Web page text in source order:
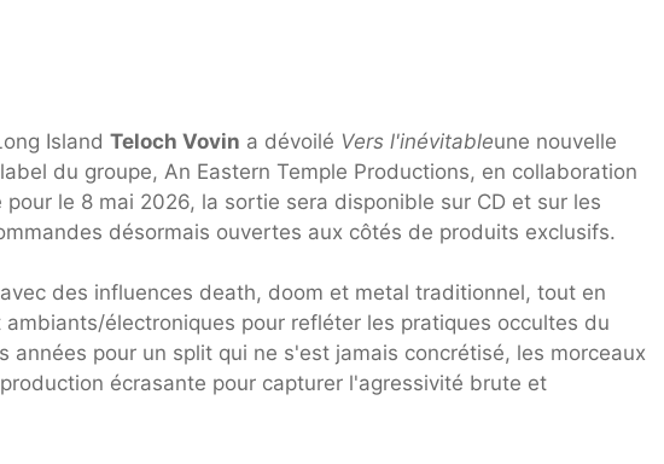
Island Teloch Vovin a dévoilé Vers l'inévitableune nouvelle
du groupe, An Eastern Temple Productions, en collaboration
le 8 mai 2026, la sortie sera disponible sur CD et sur les
désormais ouvertes aux côtés de produits exclusifs.
des influences death, doom et metal traditionnel, tout en
électroniques pour refléter les pratiques occultes du
années pour un split qui ne s'est jamais concrétisé, les morceaux
écrasante pour capturer l'agressivité brute et